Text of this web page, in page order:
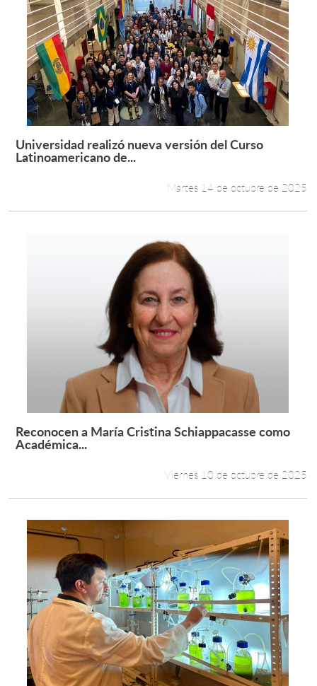
Leer más +
Universidad realizó nueva versión del Curso
Latinoamericano de...
Martes 14 de octubre de 2025
Leer más +
Reconocen a María Cristina Schiappacasse como
Académica...
Viernes 10 de octubre de 2025